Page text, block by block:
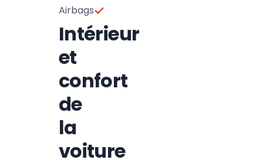
Airbags
Intérieur
et
confort
de
la
voiture